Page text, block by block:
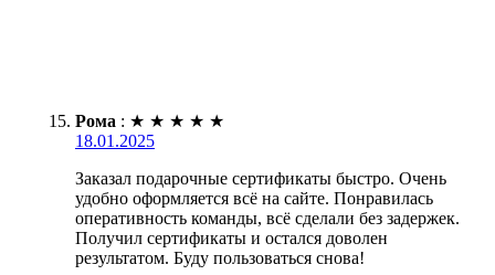
Рома : ★ ★ ★ ★ ★
18.01.2025
Заказал подарочные сертификаты быстро. Очень
удобно оформляется всё на сайте. Понравилась
оперативность команды, всё сделали без задержек.
Получил сертификаты и остался доволен
результатом. Буду пользоваться снова!